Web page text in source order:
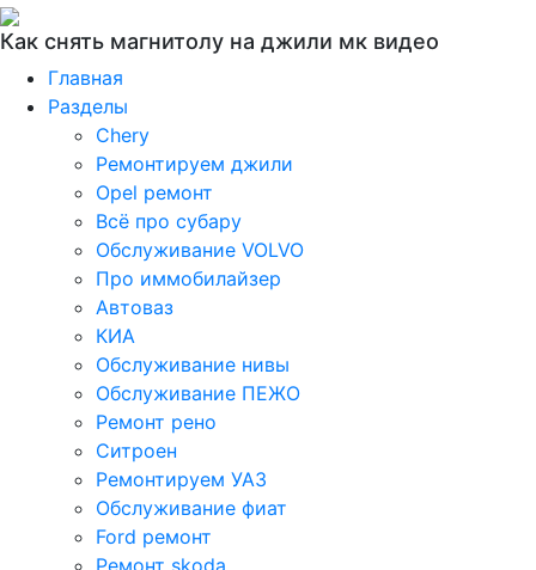
Как снять магнитолу на джили мк видео
Главная
Разделы
Chery
Ремонтируем джили
Opel ремонт
Всё про субару
Обслуживание VOLVO
Про иммобилайзер
Автоваз
КИА
Обслуживание нивы
Обслуживание ПЕЖО
Ремонт рено
Ситроен
Ремонтируем УАЗ
Обслуживание фиат
Ford ремонт
Ремонт skoda